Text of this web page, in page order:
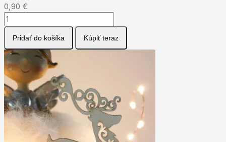
0,90 €
množstvo
Drevená
vianočná
ozdoba
Pridať do košíka Kúpiť teraz